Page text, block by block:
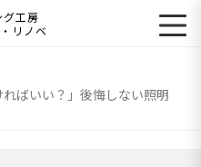
工房
リノベ
ればいい？」後悔しない照明